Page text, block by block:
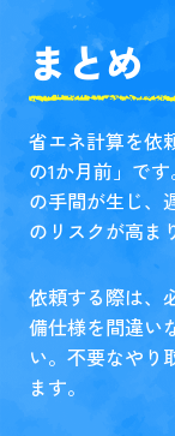
まとめ
省エネ計算を依
の1か月前」で
の手間が生じ、
のリスクが高ま
依頼する際は、
備仕様を間違い
い。不要なやり
ます。